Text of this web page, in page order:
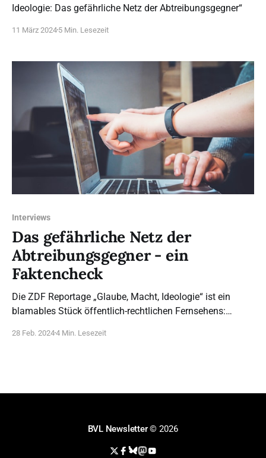
Ideologie: Das gefährliche Netz der Abtreibungsgegner“
11 März 2024 5 Min. Lesezeit
Interviews
Das gefährliche Netz der
Abtreibungsgegner - ein
Faktencheck
Die ZDF Reportage „Glaube, Macht, Ideologie“ ist ein
blamables Stück öffentlich-rechtlichen Fernsehens:
mit ideologisch motivierter Verleumdung.
28 Feb. 20244 Min. Lesezeit
BVL Newsletter© 2026